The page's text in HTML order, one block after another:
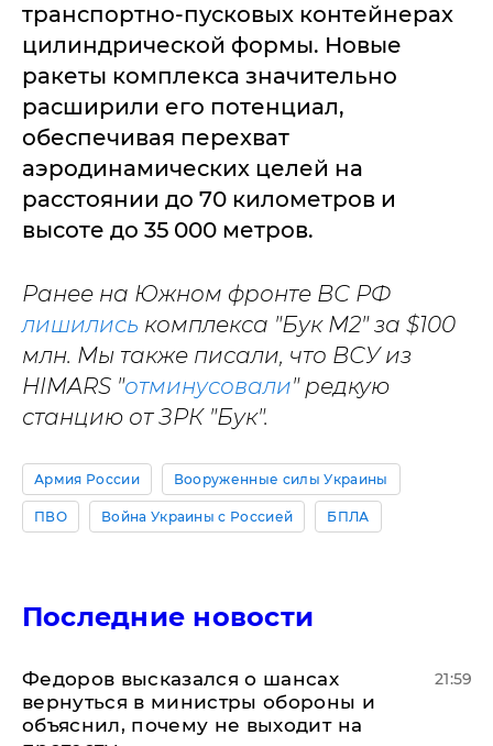
транспортно-пусковых контейнерах
цилиндрической формы. Новые
ракеты комплекса значительно
расширили его потенциал,
обеспечивая перехват
аэродинамических целей на
расстоянии до 70 километров и
высоте до 35 000 метров.
Ранее на Южном фронте ВС РФ
лишились комплекса "Бук М2" за $100
млн. Мы также писали, что ВСУ из
HIMARS "отминусовали" редкую
станцию от ЗРК "Бук".
Армия России Вооруженные силы Украины
ПВО Война Украины с Россией БПЛА
Последние новости
Федоров высказался о шансах
вернуться в министры обороны и
объяснил, почему не выходит на
21:59